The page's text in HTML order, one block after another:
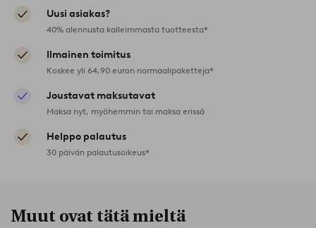
Uusi asiakas?
40% alennusta kalleimmasta tuotteesta*
Ilmainen toimitus
Koskee yli 64,90 euron normaalipaketteja*
Joustavat maksutavat
Maksa nyt, myöhemmin tai maksa erissä
Helppo palautus
30 päivän palautusoikeus*
Muut ovat tätä mieltä